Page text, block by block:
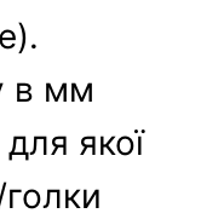
в мм
якої